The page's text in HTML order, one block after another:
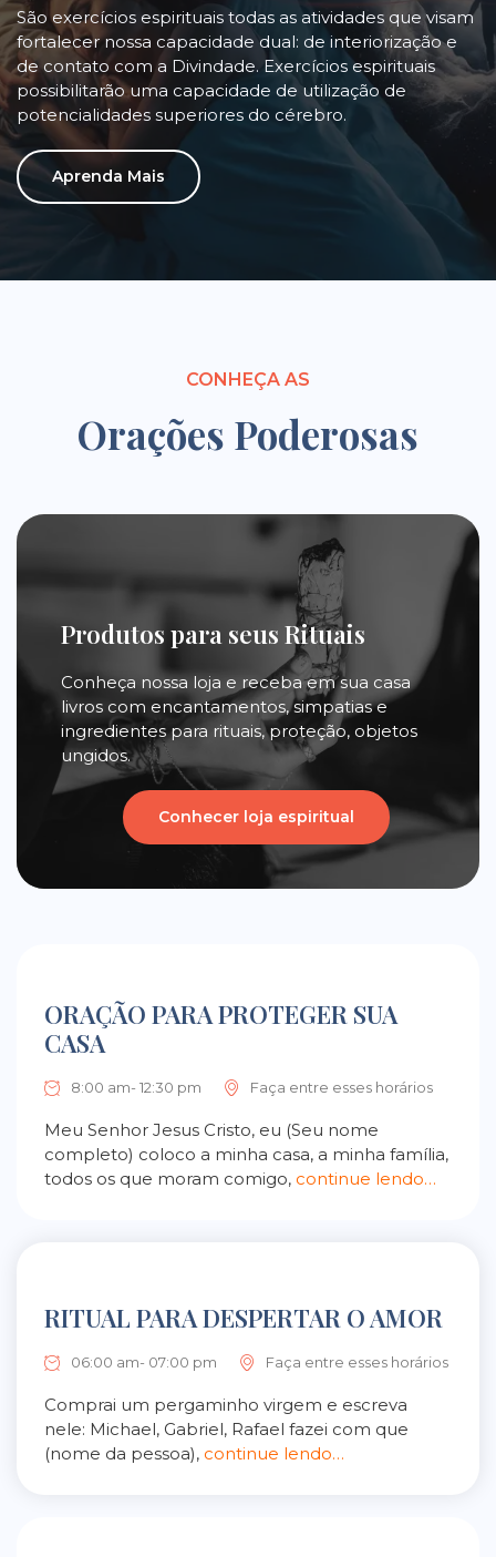
São exercícios espirituais todas as atividades que visam
fortalecer nossa capacidade dual: de interiorização e
de contato com a Divindade. Exercícios espirituais
possibilitarão uma capacidade de utilização de
potencialidades superiores do cérebro.
Aprenda Mais
CONHEÇA AS
Orações Poderosas
Produtos para seus Rituais
Conheça nossa loja e receba em sua casa
livros com encantamentos, simpatias e
ingredientes para rituais, proteção, objetos
ungidos.
Conhecer loja espiritual
ORAÇÃO PARA PROTEGER SUA
CASA
8:00 am- 12:30 pm Faça entre esses horários
Meu Senhor Jesus Cristo, eu (Seu nome
completo) coloco a minha casa, a minha família,
todos os que moram comigo, continue lendo…
RITUAL PARA DESPERTAR O AMOR
06:00 am- 07:00 pm Faça entre esses horários
Comprai um pergaminho virgem e escreva
nele: Michael, Gabriel, Rafael fazei com que
(nome da pessoa), continue lendo…